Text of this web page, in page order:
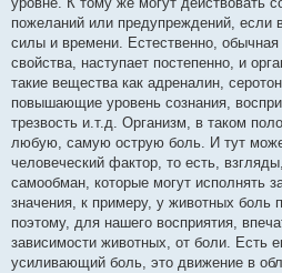
пожеланий или предупреждений, если
силы и времени. Естественно, обычная
свойства, наступает постепенно, и
такие вещества как адреналин,
повышающие уровень сознания,
трезвость и.т.д. Организм, в таком
любую, самую острую боль. И тут
человеческий фактор, то есть,
самообман, которые могут исполнять
значения, к примеру, у животных боль
поэтому, для нашего восприятия,
зависимости животных, от боли. Есть
усиливающий боль, это движение в